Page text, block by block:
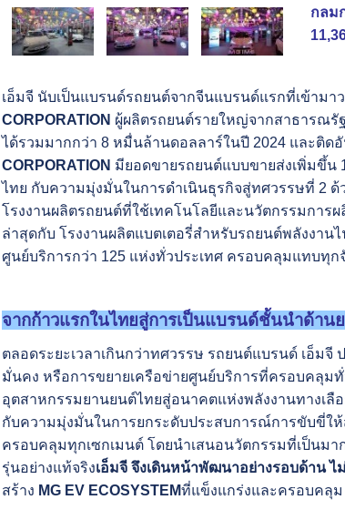
กลม
เอ็มจี นับเป็นแบรนด์รถยนต์จากจีนแบรนด์แรกที่เข้ามา
CORPORATION ผู้ผลิตรถยนต์รายใหญ่จากสาธารณรั
ได้รวมมากกว่า 8 หมื่นล้านดอลลาร์ในปี 2024 และติด
CORPORATION มียอดขายรถยนต์แบบขายส่งเพิ่มขึ้น
ไทย กับความมุ่งมั่นในการดำเนินธุรกิจสู่ทศวรรษที่ 2 ด้
โรงงานผลิตรถยนต์ที่ใช้เทคโนโลยีและนวัตกรรมกา
ล่าสุดกับ โรงงานผลิตแบตเตอรี่สำหรับรถยนต์พลังงาน
ศูนย์บริการกว่า 125 แห่งทั่วประเทศ ครอบคลุมแทบทุก
จากก้าวแรกในไทยสู่การเป็นแบรนด์ชั้นนำด้าน
ตลอดระยะเวลาเกินกว่าทศวรรษ รถยนต์แบรนด์ เอ็มจี
มั่นคง หรือการขยายเครือข่ายศูนย์บริการที่ครอบคลุม
อุตสาหกรรมยานยนต์ไทยสู่อนาคตแห่งพลังงานทางเลื
กับความมุ่งมั่นในการยกระดับประสบการณ์การขับขี่ใ
ครอบคลุมทุกเซกเมนต์ โดยนำเสนอนวัตกรรมที่เป็นม
รุ่นอย่างแท้จริงเอ็มจี จึงเดินหน้าพัฒนาอย่างรอบด้าน
สร้าง MG EV ECOSYSTEMที่แข็งแกร่งและครอบคลุม